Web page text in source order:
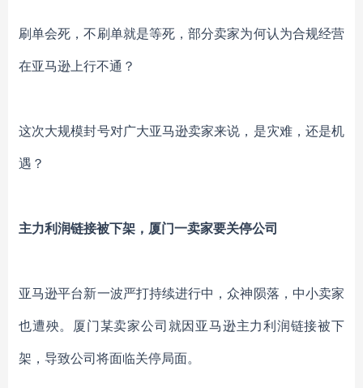
刷单会死，不刷单就是等死，部分卖家为何认为合规经营
在亚马逊上行不通？
这次大规模封号对广大亚马逊卖家来说，是灾难，还是机
遇？
主力利润链接被下架，厦门一卖家要关停公司
亚马逊平台新一波严打持续进行中，众神陨落，中小卖家
也遭殃。厦门某卖家公司就因亚马逊主力利润链接被下
架，导致公司将面临关停局面。